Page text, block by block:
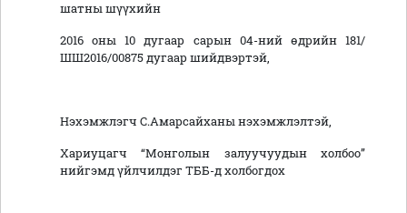
шатны шүүхийн
2016 оны 10 дугаар сарын 04-ний өдрийн 181/
ШШ2016/00875 дугаар шийдвэртэй,
Нэхэмжлэгч С.Амарсайханы нэхэмжлэлтэй,
Хариуцагч “Монголын залуучуудын холбоо”
нийгэмд үйлчилдэг ТББ-д холбогдох